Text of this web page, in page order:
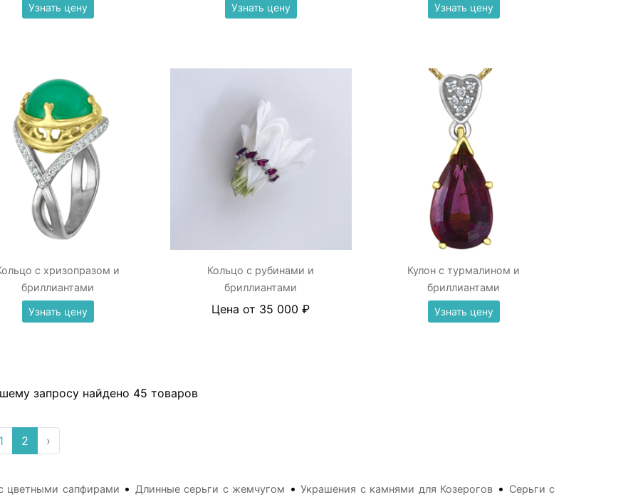
Узнать цену
Узнать цену Узнать цену
с хризопразом и
бриллиантами
Узнать цену
Кольцо с рубинами и
бриллиантами
Цена от 35 000 ₽
Кулон с турмалином и
бриллиантами
Узнать цену
запросу найдено 45 товаров
2 ›
цветными сапфирами • Длинные серьги с жемчугом •Украшения с камнями для Козерогов • Серьги с